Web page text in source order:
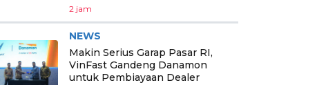
2 jam
NEWS
Makin Serius Garap Pasar RI,
VinFast Gandeng Danamon
untuk Pembiayaan Dealer